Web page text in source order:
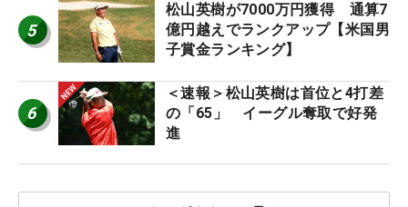
5
松山英樹が7000万円獲得 通算7
億円越えでランクアップ【米国男
子賞金ランキング】
6
＜速報＞松山英樹は首位と4打差
の「65」 イーグル奪取で好発
進